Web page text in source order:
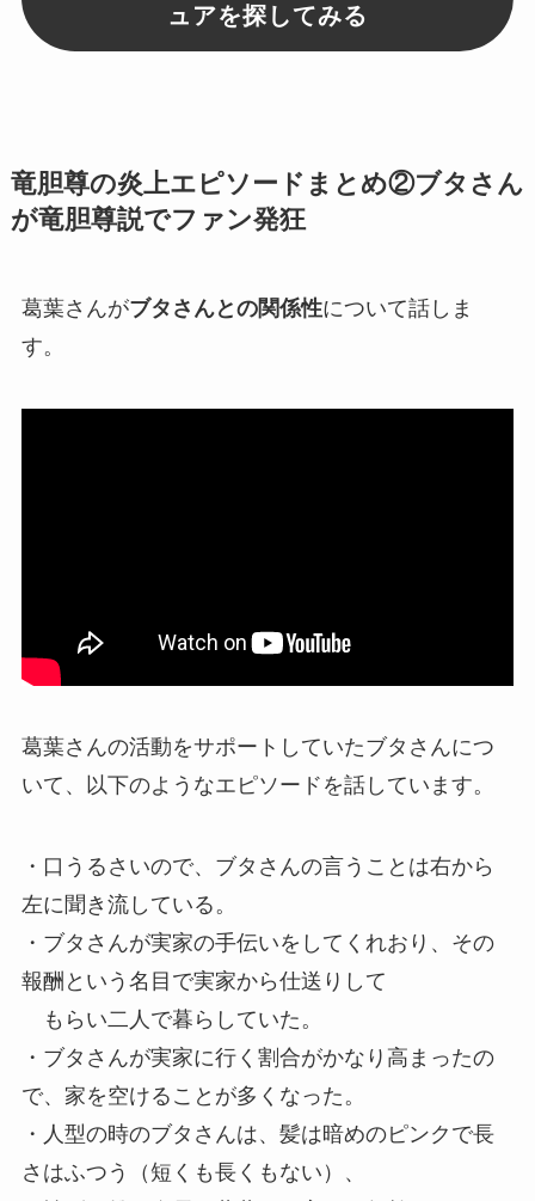
ュアを探してみる
竜胆尊の炎上エピソードまとめ②ブタさん
が竜胆尊説でファン発狂
葛葉さんがブタさんとの関係性について話しま
す。
葛葉さんの活動をサポートしていたブタさんにつ
いて、以下のようなエピソードを話しています。
・口うるさいので、ブタさんの言うことは右から
左に聞き流している。
・ブタさんが実家の手伝いをしてくれおり、その
報酬という名目で実家から仕送りして
もらい二人で暮らしていた。
・ブタさんが実家に行く割合がかなり高まったの
で、家を空けることが多くなった。
・人型の時のブタさんは、髪は暗めのピンクで長
さはふつう（短くも長くもない）、